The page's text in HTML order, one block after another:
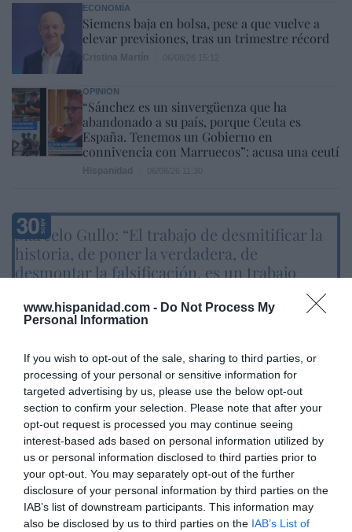
www.hispanidad.com - Do Not Process My
Personal Information
If you wish to opt-out of the sale, sharing to third parties, or
processing of your personal or sensitive information for
targeted advertising by us, please use the below opt-out
section to confirm your selection. Please note that after your
opt-out request is processed you may continue seeing
interest-based ads based on personal information utilized by
us or personal information disclosed to third parties prior to
your opt-out. You may separately opt-out of the further
disclosure of your personal information by third parties on the
IAB’s list of downstream participants. This information may
also be disclosed by us to third parties on the IAB’s List of
ECONOMÍA
Siemens baja en bolsa, pese a que vuelve a
elevar previsiones, tras un trimestre récord
OPINIÓN
“Sánchez es un sinvergüenza que ha
abandonado a su país, porque Ceuta es
España. Tenemos un Gobierno en
connivencia con Marruecos”: acusa una ceutí
Marcelo Gullo: “El trabajo de desmitificar la
historia, de poner la verdadera, de
desmontar la falsificación, es un trabajo
por Hispanidad
DIARIO DE LA CORRUPCIÓN SANCHISTA
Diario de la corrupción sanchista. La
Audiencia Nacional prorroga seis meses la
investigación del caso Koldo, ante el
ingente material incautado por la UCO
por Redacción
Artículos anteriores